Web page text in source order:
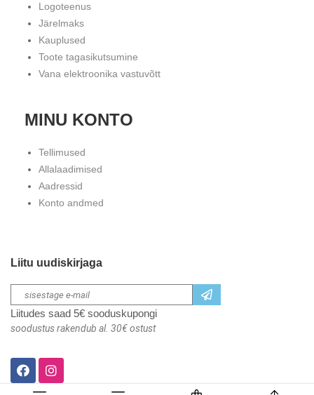
Logoteenus
Järelmaks
Kauplused
Toote tagasikutsumine
Vana elektroonika vastuvõtt
MINU KONTO
Tellimused
Allalaadimised
Aadressid
Konto andmed
Liitu uudiskirjaga
Liitudes saad 5€ sooduskupongi
soodustus rakendub al. 30€ ostust